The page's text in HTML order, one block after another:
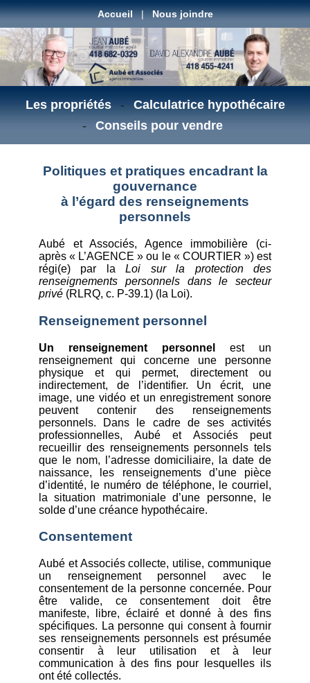
Accueil | Nous joindre
Les propriétés -
Calculatrice hypothécaire
-
Conseils pour vendre
Politiques et pratiques encadrant la
gouvernance
à l’égard des renseignements
personnels
Aubé et Associés, Agence immobilière (ci-
après « L’AGENCE » ou le « COURTIER ») est
régi(e) par laLoi sur la protection des
renseignements personnels dans le secteur
privé (RLRQ, c. P-39.1) (la Loi).
Renseignement personnel
Un renseignement personnel
est un
renseignement qui concerne une personne
physique et qui permet, directement ou
indirectement, de l’identifier. Un écrit, une
image, une vidéo et un enregistrement sonore
peuvent contenir des renseignements
personnels. Dans le cadre de ses activités
professionnelles, Aubé et Associés peut
recueillir des renseignements personnels tels
que le nom, l’adresse domiciliaire, la date de
naissance, les renseignements d’une pièce
d’identité, le numéro de téléphone, le courriel,
la situation matrimoniale d’une personne, le
solde d’une créance hypothécaire.
Consentement
Aubé et Associés collecte, utilise, communique
un renseignement personnel avec le
consentement de la personne concernée. Pour
être valide, ce consentement doit être
manifeste, libre, éclairé et donné à des fins
spécifiques. La personne qui consent à fournir
ses renseignements personnels est présumée
consentir à leur utilisation et à leur
communication à des fins pour lesquelles ils
ont été collectés.